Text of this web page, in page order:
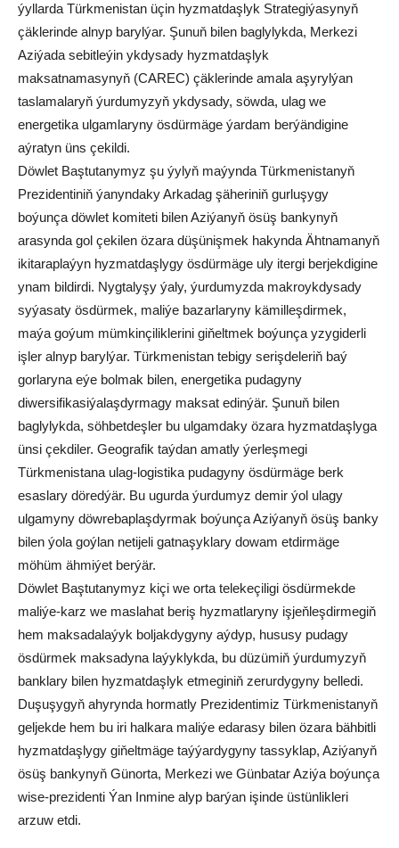
ýyllarda Türkmenistan üçin hyzmatdaşlyk Strategiýasynyň
çäklerinde alnyp barylýar. Şunuň bilen baglylykda, Merkezi
Aziýada sebitleýin ykdysady hyzmatdaşlyk
maksatnamasynyň (CAREC) çäklerinde amala aşyrylýan
taslamalaryň ýurdumyzyň ykdysady, söwda, ulag we
energetika ulgamlaryny ösdürmäge ýardam berýändigine
aýratyn üns çekildi.
Döwlet Baştutanymyz şu ýylyň maýynda Türkmenistanyň
Prezidentiniň ýanyndaky Arkadag şäheriniň gurluşygy
boýunça döwlet komiteti bilen Aziýanyň ösüş bankynyň
arasynda gol çekilen özara düşünişmek hakynda Ähtnamanyň
ikitaraplaýyn hyzmatdaşlygy ösdürmäge uly itergi berjekdigine
ynam bildirdi. Nygtalyşy ýaly, ýurdumyzda makroykdysady
syýasaty ösdürmek, maliýe bazarlaryny kämilleşdirmek,
maýa goýum mümkinçiliklerini giňeltmek boýunça yzygiderli
işler alnyp barylýar. Türkmenistan tebigy serişdeleriň baý
gorlaryna eýe bolmak bilen, energetika pudagyny
diwersifikasiýalaşdyrmagy maksat edinýär. Şunuň bilen
baglylykda, söhbetdeşler bu ulgamdaky özara hyzmatdaşlyga
ünsi çekdiler. Geografik taýdan amatly ýerleşmegi
Türkmenistana ulag-logistika pudagyny ösdürmäge berk
esaslary döredýär. Bu ugurda ýurdumyz demir ýol ulagy
ulgamyny döwrebaplaşdyrmak boýunça Aziýanyň ösüş banky
bilen ýola goýlan netijeli gatnaşyklary dowam etdirmäge
möhüm ähmiýet berýär.
Döwlet Baştutanymyz kiçi we orta telekeçiligi ösdürmekde
maliýe-karz we maslahat beriş hyzmatlaryny işjeňleşdirmegiň
hem maksadalaýyk boljakdygyny aýdyp, hususy pudagy
ösdürmek maksadyna laýyklykda, bu düzümiň ýurdumyzyň
banklary bilen hyzmatdaşlyk etmeginiň zerurdygyny belledi.
Duşuşygyň ahyrynda hormatly Prezidentimiz Türkmenistanyň
geljekde hem bu iri halkara maliýe edarasy bilen özara bähbitli
hyzmatdaşlygy giňeltmäge taýýardygyny tassyklap, Aziýanyň
ösüş bankynyň Günorta, Merkezi we Günbatar Aziýa boýunça
wise-prezidenti Ýan Inmine alyp barýan işinde üstünlikleri
arzuw etdi.